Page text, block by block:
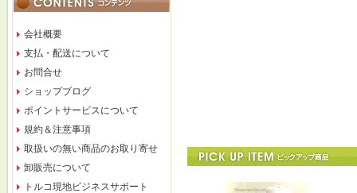
会社概要
支払・配送について
お問合せ
ショップブログ
ポイントサービスについて
規約＆注意事項
取扱いの無い商品のお取り寄せ
卸販売について
トルコ現地ビジネスサポート